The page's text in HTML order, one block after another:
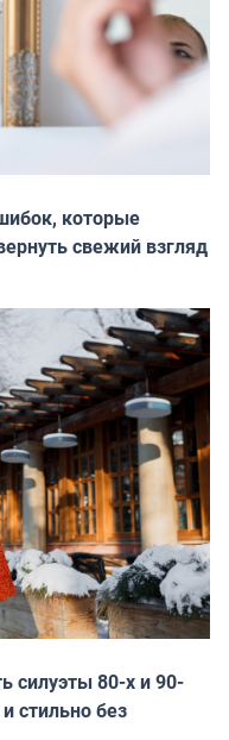
которые
свежий взгляд
силуэты 80-х и 90-
стильно без